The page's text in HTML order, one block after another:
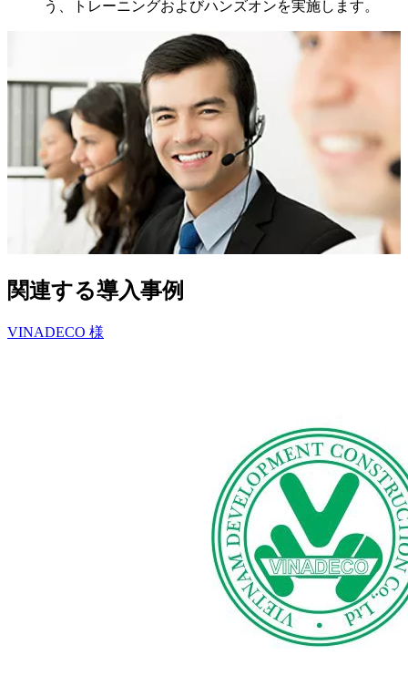
う、トレーニングおよびハンズオンを実施します。
関連する導入事例
VINADECO 様